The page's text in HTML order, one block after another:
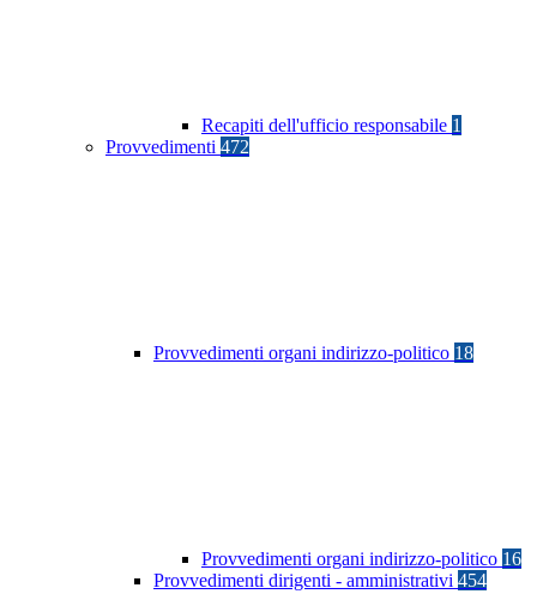
Recapiti dell'ufficio responsabile 1
Provvedimenti 472
Provvedimenti organi indirizzo-politico 18
Provvedimenti organi indirizzo-politico 16
Provvedimenti dirigenti - amministrativi 454